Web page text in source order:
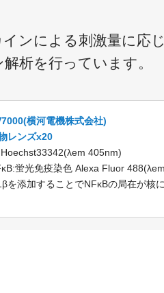
ンによる刺激量に応
析を行っています。
横河電機株式会社)
レンズx20
405nm)
蛍光免疫染色 Alexa Fluor
を添加することでNFκBの局在が核